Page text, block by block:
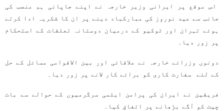
اس موقع پر ایرانی وزیر خارجہ نے اپنے جاپانی ہم منصب کی
جانب سے عید نوروز کی مبارکباد دینے پر ان کا شکریہ ادا کرتے
ہوئے تہران اور ٹوکیو کے درمیان دوستانہ تعلقات کے استحکام
پر زور دیا۔
دونوں وزرائے خارجہ نے علاقائی اور بین الاقوامی مسائل کے حل
کے لئے سفارت کاری کو برائے کار لانے پر زور دیا۔
فریقین نے ایران کی پرامن ایٹمی سرگرمیوں کے حوالے سے بات
چیت کو آگے بڑھانے پر اتفاق کیا۔